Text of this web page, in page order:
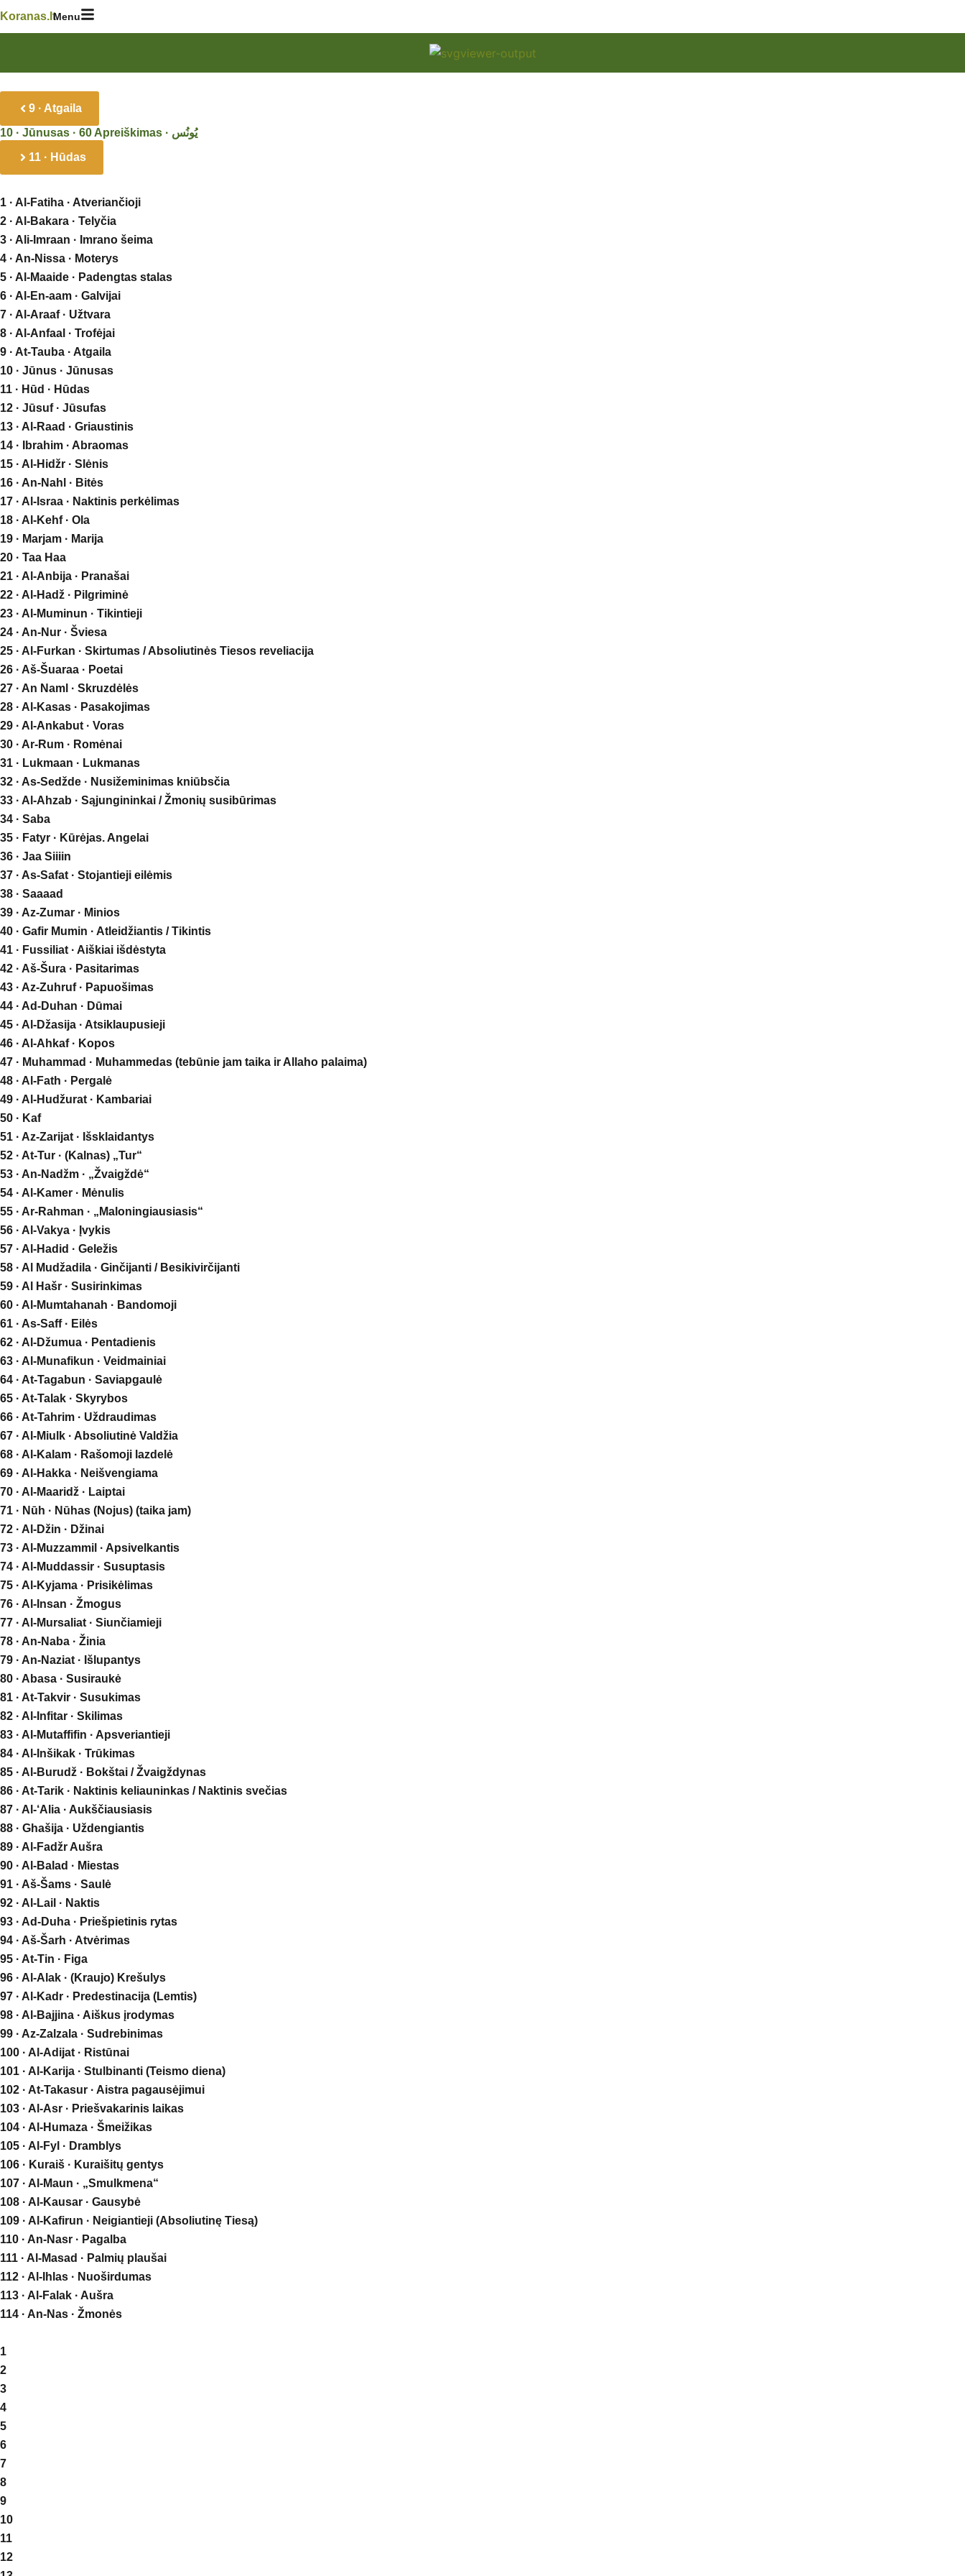
Skip
Koranas.ltMenu
9 · Atgaila
11 · Hūdas
1 · Al-Fatiha · Atveriančioji
2 · Al-Bakara · Telyčia
3 · Ali-Imraan · Imrano šeima
4 · An-Nissa · Moterys
5 · Al-Maaide · Padengtas stalas
6 · Al-En-aam · Galvijai
7 · Al-Araaf · Užtvara
8 · Al-Anfaal · Trofėjai
9 · At-Tauba · Atgaila
10 · Jūnus · Jūnusas
11 · Hūd · Hūdas
12 · Jūsuf · Jūsufas
13 · Al-Raad · Griaustinis
14 · Ibrahim · Abraomas
15 · Al-Hidžr · Slėnis
16 · An-Nahl · Bitės
17 · Al-Israa · Naktinis perkėlimas
18 · Al-Kehf · Ola
19 · Marjam · Marija
20 · Taa Haa
21 · Al-Anbija · Pranašai
22 · Al-Hadž · Pilgriminė
23 · Al-Muminun · Tikintieji
24 · An-Nur · Šviesa
25 · Al-Furkan · Skirtumas / Absoliutinės Tiesos reveliacija
26 · Aš-Šuaraa · Poetai
27 · An Naml · Skruzdėlės
28 · Al-Kasas · Pasakojimas
29 · Al-Ankabut · Voras
30 · Ar-Rum · Romėnai
31 · Lukmaan · Lukmanas
32 · As-Sedžde · Nusižeminimas kniūbsčia
33 · Al-Ahzab · Sąjungininkai / Žmonių susibūrimas
34 · Saba
35 · Fatyr · Kūrėjas. Angelai
36 · Jaa Siiiin
37 · As-Safat · Stojantieji eilėmis
38 · Saaaad
39 · Az-Zumar · Minios
40 · Gafir Mumin · Atleidžiantis / Tikintis
41 · Fussiliat · Aiškiai išdėstyta
42 · Aš-Šura · Pasitarimas
43 · Az-Zuhruf · Papuošimas
44 · Ad-Duhan · Dūmai
45 · Al-Džasija · Atsiklaupusieji
46 · Al-Ahkaf · Kopos
47 · Muhammad · Muhammedas (tebūnie jam taika ir Allaho palaima)
48 · Al-Fath · Pergalė
49 · Al-Hudžurat · Kambariai
50 · Kaf
51 · Az-Zarijat · Išsklaidantys
52 · At-Tur · (Kalnas) „Tur“
53 · An-Nadžm · „Žvaigždė“
54 · Al-Kamer · Mėnulis
55 · Ar-Rahman · „Maloningiausiasis“
56 · Al-Vakya · Įvykis
57 · Al-Hadid · Geležis
58 · Al Mudžadila · Ginčijanti / Besikivirčijanti
59 · Al Hašr · Susirinkimas
60 · Al-Mumtahanah · Bandomoji
61 · As-Saff · Eilės
62 · Al-Džumua · Pentadienis
63 · Al-Munafikun · Veidmainiai
64 · At-Tagabun · Saviapgaulė
65 · At-Talak · Skyrybos
66 · At-Tahrim · Uždraudimas
67 · Al-Miulk · Absoliutinė Valdžia
68 · Al-Kalam · Rašomoji lazdelė
69 · Al-Hakka · Neišvengiama
70 · Al-Maaridž · Laiptai
71 · Nūh · Nūhas (Nojus) (taika jam)
72 · Al-Džin · Džinai
73 · Al-Muzzammil · Apsivelkantis
74 · Al-Muddassir · Susuptasis
75 · Al-Kyjama · Prisikėlimas
76 · Al-Insan · Žmogus
77 · Al-Mursaliat · Siunčiamieji
78 · An-Naba · Žinia
79 · An-Naziat · Išlupantys
80 · Abasa · Susiraukė
81 · At-Takvir · Susukimas
82 · Al-Infitar · Skilimas
83 · Al-Mutaffifin · Apsveriantieji
84 · Al-Inšikak · Trūkimas
85 · Al-Burudž · Bokštai / Žvaigždynas
86 · At-Tarik · Naktinis keliauninkas / Naktinis svečias
87 · Al-‘Alia · Aukščiausiasis
88 · Ghašija · Uždengiantis
89 · Al-Fadžr Aušra
90 · Al-Balad · Miestas
91 · Aš-Šams · Saulė
92 · Al-Lail · Naktis
93 · Ad-Duha · Priešpietinis rytas
94 · Aš-Šarh · Atvėrimas
95 · At-Tin · Figa
96 · Al-Alak · (Kraujo) Krešulys
97 · Al-Kadr · Predestinacija (Lemtis)
98 · Al-Bajjina · Aiškus įrodymas
99 · Az-Zalzala · Sudrebinimas
100 · Al-Adijat · Ristūnai
101 · Al-Karija · Stulbinanti (Teismo diena)
102 · At-Takasur · Aistra pagausėjimui
103 · Al-Asr · Priešvakarinis laikas
104 · Al-Humaza · Šmeižikas
105 · Al-Fyl · Dramblys
106 · Kuraiš · Kuraišitų gentys
107 · Al-Maun · „Smulkmena“
108 · Al-Kausar · Gausybė
109 · Al-Kafirun · Neigiantieji (Absoliutinę Tiesą)
110 · An-Nasr · Pagalba
111 · Al-Masad · Palmių plaušai
112 · Al-Ihlas · Nuoširdumas
113 · Al-Falak · Aušra
114 · An-Nas · Žmonės
1
2
3
4
5
6
7
8
9
10
11
12